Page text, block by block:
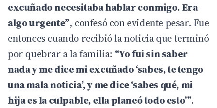
excuñado necesitaba hablar conmigo. Era
algo urgente”, confesó con evidente pesar. Fue
entonces cuando recibió la noticia que terminó
por quebrar a la familia: “Yo fui sin saber
nada y me dice mi excuñado ‘sabes, te tengo
una mala noticia’, y me dice ‘sabes qué, mi
hija es la culpable, ella planeó todo esto’”.